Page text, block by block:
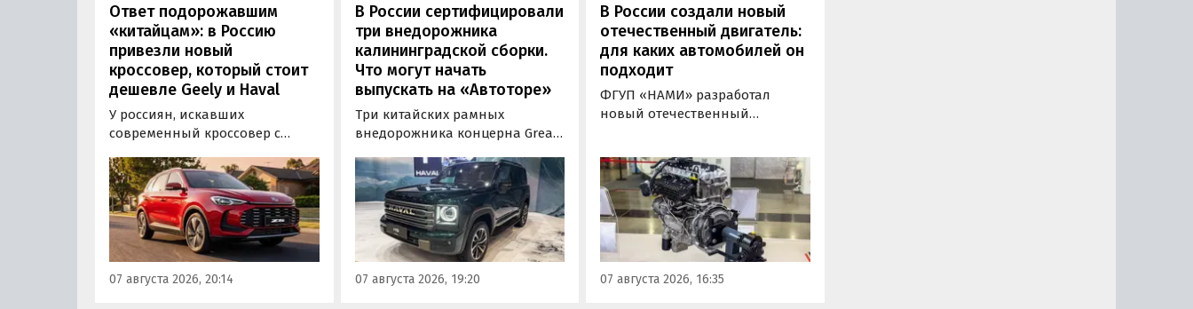
Ответ подорожавшим
«китайцам»: в Россию
привезли новый
кроссовер, который стоит
дешевле Geely и Haval
У россиян, искавших
современный кроссовер с
доступной цене, теперь есть
еще один вариант с китайского
рынка — MG ZS. В Китае он
стоит от 900 000 рублей по
текущему курсу, а в РФ с учетом
всех расходов за него нужно
отдать минимум 1 500 000
07 августа 2026, 20:14
В России сертифицировали
три внедорожника
калининградской сборки.
Что могут начать
выпускать на «Автоторе»
Три китайских рамных
внедорожника концерна Great
калининградском заводе
«Автотор». Речь о Haval H9,
Tank 400 и Tank 500, которые
успешно прошли
сертификацию и получили
Одобрения типа
транспортного средства (ОТТС).
07 августа 2026, 19:20
В России создали новый
отечественный двигатель:
для каких автомобилей он
подходит
ФГУП «НАМИ» разработал
новый отечественный
получивший индекс 414320.
Корреспонденту
«Автоновостей дня» удалось
лично ознакомиться с
новинкой на выставке
«Иннопром» в Екатеринбурге.
07 августа 2026, 16:35